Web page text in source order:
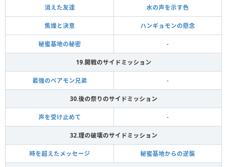
消えた友達 水の声を示す色
焦燥と決意 ハンギョモンの懸念
秘蜜基地の秘密 -
19.開戦のサイドミッション
最強のベアモン兄弟 -
30.後の祭りのサイドミッション
声を受け止めて -
32.理の破壊のサイドミッション
時を超えたメッセージ 秘蜜基地からの逆襲